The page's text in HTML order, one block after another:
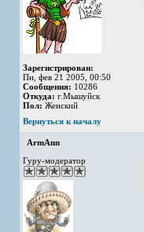
Зарегистрирован:
Пн, фев 21 2005, 00:50
Сообщения: 10286
Откуда: г.Мышуйск
Пол: Женский
Вернуться к началу
ArmAnn
Гуру-модератор